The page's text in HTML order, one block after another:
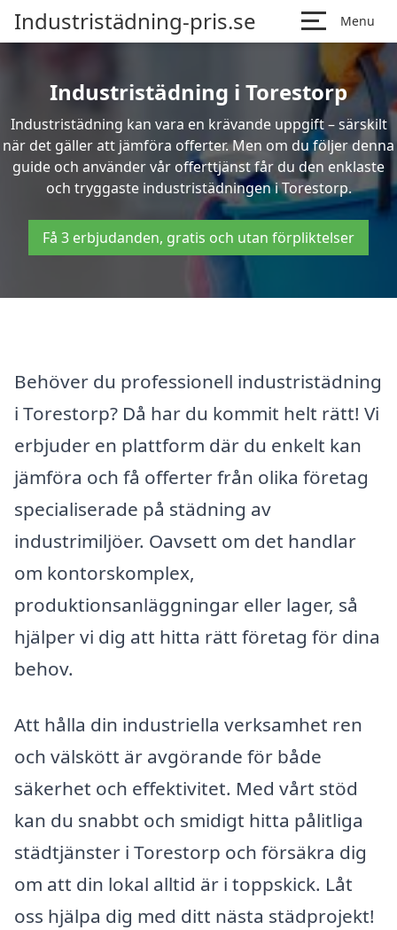
Industristädning-pris.se Menu
Industristädning i Torestorp
Industristädning kan vara en krävande uppgift – särskilt
när det gäller att jämföra offerter. Men om du följer denna
guide och använder vår offerttjänst får du den enklaste
och tryggaste industristädningen i Torestorp.
Få 3 erbjudanden, gratis och utan förpliktelser
Behöver du professionell industristädning
i Torestorp? Då har du kommit helt rätt! Vi
erbjuder en plattform där du enkelt kan
jämföra och få offerter från olika företag
specialiserade på städning av
industrimiljöer. Oavsett om det handlar
om kontorskomplex,
produktionsanläggningar eller lager, så
hjälper vi dig att hitta rätt företag för dina
behov.
Att hålla din industriella verksamhet ren
och välskött är avgörande för både
säkerhet och effektivitet. Med vårt stöd
kan du snabbt och smidigt hitta pålitliga
städtjänster i Torestorp och försäkra dig
om att din lokal alltid är i toppskick. Låt
oss hjälpa dig med ditt nästa städprojekt!